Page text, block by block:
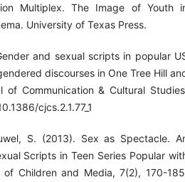
Multiplex. The Image of Youth
University of Texas Press.
and sexual scripts in popular
discourses in One Tree Hill
of Communication & Cultural
cjcs.2.1.77_1
S. (2013). Sex as Spectacle.
Scripts in Teen Series Popular
of Children and Media, 7(2), 170-